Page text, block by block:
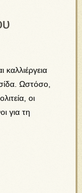
καλλιέργεια
Ωστόσο,
οι
για τη